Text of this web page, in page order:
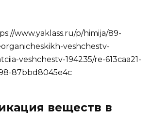
www.yaklass.ru/p/himija/89-
veshchestv-
veshchestv-194235/re-613caa21-
87bbd8045e4c
веществ в